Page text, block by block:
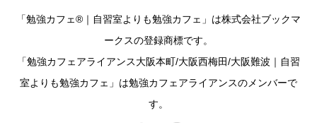
「勉強カフェ®｜自習室よりも勉強カフェ」は株式会社ブックマ
ークスの登録商標です。
「勉強カフェアライアンス大阪本町/大阪西梅田/大阪難波｜自習
室よりも勉強カフェ」は勉強カフェアライアンスのメンバーで
す。